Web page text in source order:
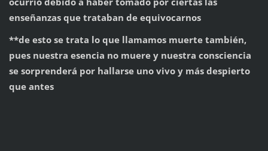
enseñanzas que trataban de equivocarnos
**de esto se trata lo que llamamos muerte también,
pues nuestra esencia no muere y nuestra consciencia
se sorprenderá por hallarse uno vivo y más despierto
que antes